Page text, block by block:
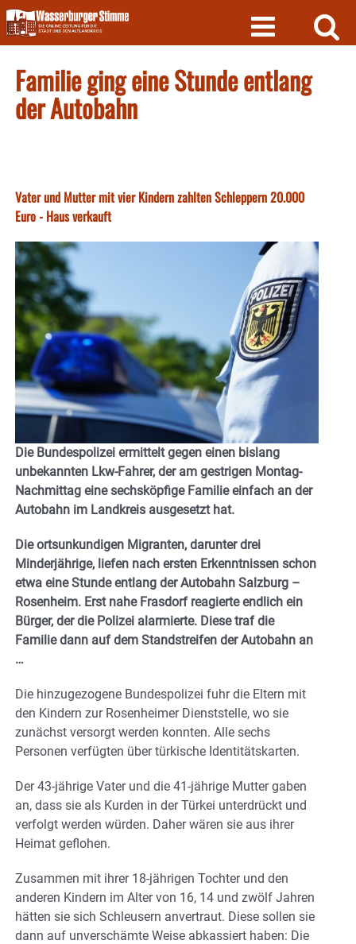
Skip
to
content
Familie ging eine Stunde entlang
der Autobahn
Vater und Mutter mit vier Kindern zahlten Schleppern 20.000
Euro - Haus verkauft
Die Bundespolizei ermittelt gegen einen bislang
unbekannten Lkw-Fahrer, der am gestrigen Montag-
Nachmittag eine sechsköpfige Familie einfach an der
Autobahn im Landkreis ausgesetzt hat.
Die ortsunkundigen Migranten, darunter drei
Minderjährige, liefen nach ersten Erkenntnissen schon
etwa eine Stunde entlang der Autobahn Salzburg –
Rosenheim. Erst nahe Frasdorf reagierte endlich ein
Bürger, der die Polizei alarmierte. Diese traf die
Familie dann auf dem Standstreifen der Autobahn an
…
Die hinzugezogene Bundespolizei fuhr die Eltern mit
den Kindern zur Rosenheimer Dienststelle, wo sie
zunächst versorgt werden konnten. Alle sechs
Personen verfügten über türkische Identitätskarten.
Der 43-jährige Vater und die 41-jährige Mutter gaben
an, dass sie als Kurden in der Türkei unterdrückt und
verfolgt werden würden. Daher wären sie aus ihrer
Heimat geflohen.
Zusammen mit ihrer 18-jährigen Tochter und den
anderen Kindern im Alter von 16, 14 und zwölf Jahren
hätten sie sich Schleusern anvertraut. Diese sollen sie
dann auf unverschämte Weise abkassiert haben: Die